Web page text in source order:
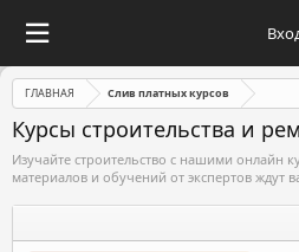
ГЛАВНАЯ Слив платных курсов
Курсы строительства и
Изучайте строительство с нашими онлайн
материалов и обучений от экспертов ждут